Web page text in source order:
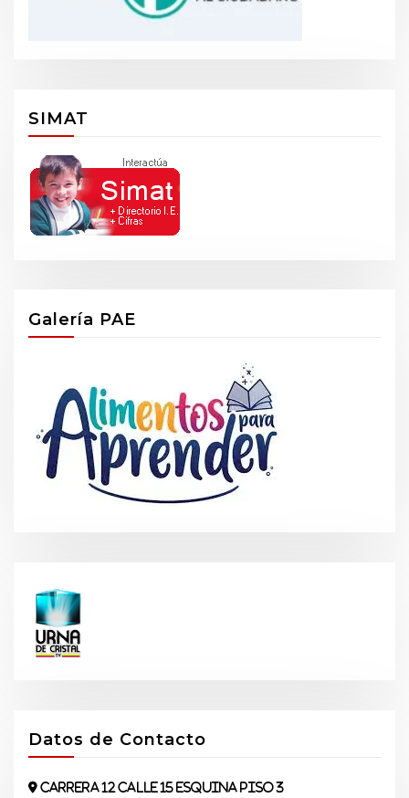
SIMAT
Galería PAE
Datos de Contacto
Carrera 12 Calle 15 Esquina piso 3